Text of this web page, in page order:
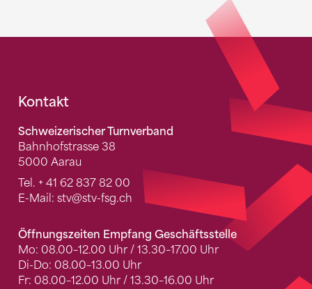
Fusszeile
Kontakt
Schweizerischer Turnverband
Bahnhofstrasse 38
5000 Aarau
Tel. + 41 62 837 82 00
E-Mail: stv@stv-fsg.ch
Öffnungszeiten Empfang Geschäftsstelle
Mo: 08.00–12.00 Uhr / 13.30–17.00 Uhr
Di-Do: 08.00–13.00 Uhr
Fr: 08.00–12.00 Uhr / 13.30–16.00 Uhr